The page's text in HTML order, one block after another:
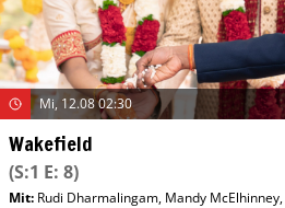
Mi, 12.08 02:30
Wakefield
(S:1 E: 8)
Mit: Rudi Dharmalingam, Mandy McElhinney,